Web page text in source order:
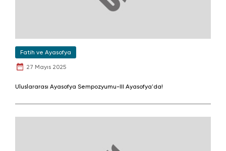
Fatih ve Ayasofya
27 Mayıs 2025
Uluslararası Ayasofya Sempozyumu-III Ayasofya'da!